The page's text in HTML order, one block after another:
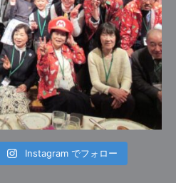
Instagram でフォロー